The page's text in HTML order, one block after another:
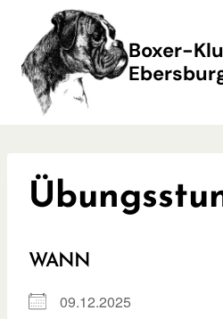
springen
Boxer-
WANN
09.12.2025